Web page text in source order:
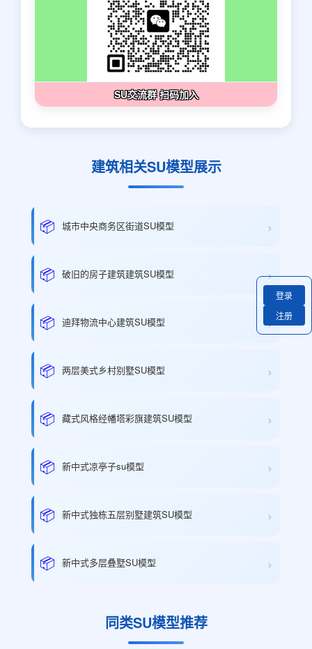
SU交流群 扫码加入
建筑相关SU模型展示
📦 城市中央商务区街道SU模型 ›
📦 破旧的房子建筑建筑SU模型 ›
📦 迪拜物流中心建筑SU模型 ›
📦 两层美式乡村别墅SU模型 ›
📦 藏式风格经幡塔彩旗建筑SU模型 ›
📦 新中式凉亭子su模型 ›
📦 新中式独栋五层别墅建筑SU模型 ›
📦 新中式多层叠墅SU模型 ›
同类SU模型推荐
登录
注册